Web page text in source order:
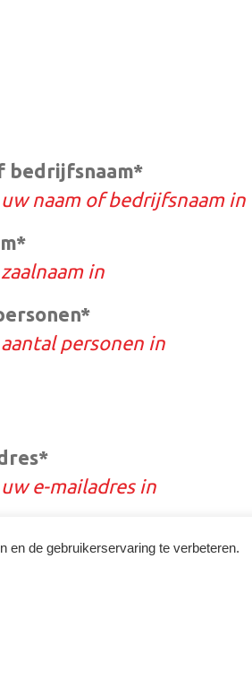
bedrijfsnaam*
en de gebruikerservaring te verbeteren.